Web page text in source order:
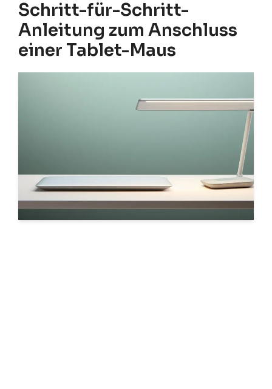
Schritt-für-Schritt-
Anleitung zum Anschluss
einer Tablet-Maus